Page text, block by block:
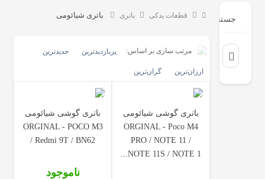
جستجو قطعات یدکی باتری باتری شیائومی
مرتب سازی بر اساس: پربازدیدترین جدیدترین
ارزان‌ترین گران‌ترین
باتری گوشی شیائومی
ORGINAL - Poco M4
PRO / NOTE 11 /
NOTE 11S / NOTE 1...
باتری گوشی شیائومی
ORGINAL - POCO M3
/ Redmi 9T / BN62
ناموجود